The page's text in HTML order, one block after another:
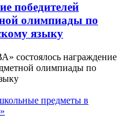
победителей
олимпиады по
языку
состоялось награждение
олимпиады по